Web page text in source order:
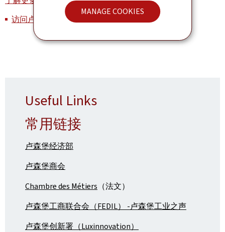
MANAGE COOKIES
访问卢森堡的初创企业之家（House of startups）
Useful Links
常用链接
卢森堡经济部
卢森堡商会
Chambre des Métiers （法文）
卢森堡工商联合会（FEDIL） -卢森堡工业之声
卢森堡创新署（Luxinnovation）